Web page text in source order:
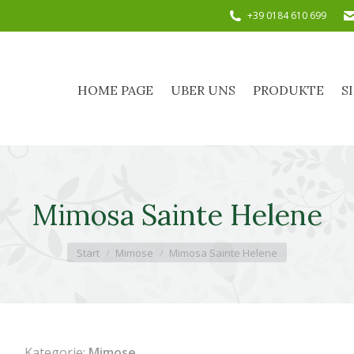
+39 0184 610 699
HOME PAGE UBER UNS PRODUKTE
Mimosa Sainte Helene
Sie befinden sich hier:
Start Mimose Mimosa Sainte Helene
HOME PAGE UBER UNS PRODUKTE